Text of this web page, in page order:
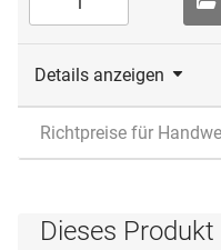
Details anzeigen
Richtpreise für
Dieses